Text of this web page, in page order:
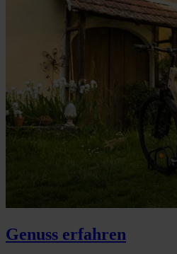
Genuss erfahren